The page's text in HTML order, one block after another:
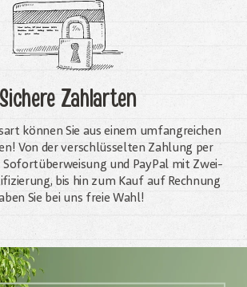
Sichere Zahlarten
können Sie aus einem umfangreichen
Von der verschlüsselten Zahlung per
Sofortüberweisung und PayPal mit Zwei-
bis hin zum Kauf auf Rechnung
Sie bei uns freie Wahl!